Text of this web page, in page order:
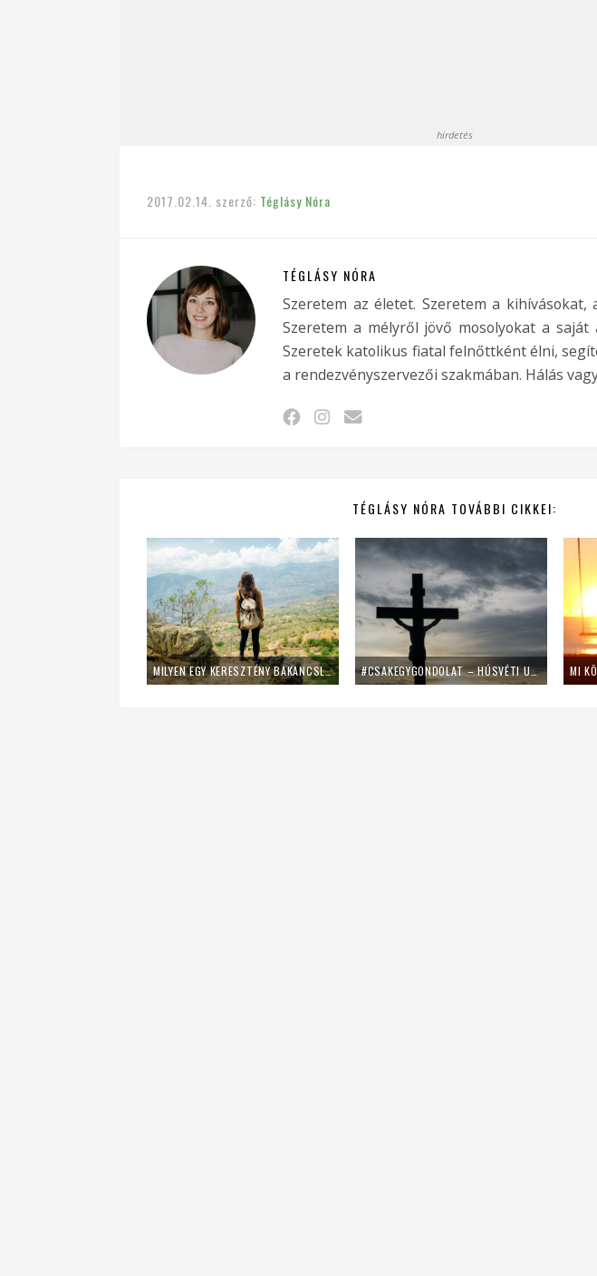
hirdetés
2017.02.14. szerző: Téglásy Nóra
TÉGLÁSY NÓRA
Szeretem az életet. Szeretem a kihívásokat,
Szeretem a mélyről jövő mosolyokat a saját
Szeretek katolikus fiatal felnőttként élni,
a rendezvényszervezői szakmában. Hálás
TÉGLÁSY NÓRA TOVÁBBI CIKKEI:
MILYEN EGY KERESZTÉNY BAKANCSLISTA? – 6+1 ÖTLET #CSAKEGYGONDOLAT – HÚSVÉTI UTÓIRAT